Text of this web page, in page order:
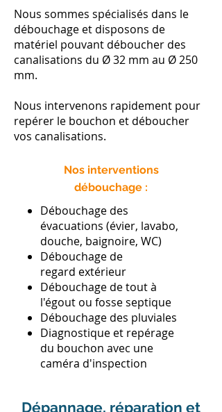
Nous sommes spécialisés dans le
débouchage et disposons de
matériel pouvant déboucher des
canalisations du Ø 32 mm au Ø 250
mm.
Nous intervenons rapidement pour
repérer le bouchon et déboucher
vos canalisations.
Nos interventions
débouchage :
Débouchage des
évacuations (évier, lavabo,
douche, baignoire, WC)
Débouchage de
regard extérieur
​Débouchage de tout à
l'égout ou fosse septique
Débouchage des pluviales
Diagnostique et repérage
du bouchon avec une
caméra d'inspection
Dépannage, réparation et